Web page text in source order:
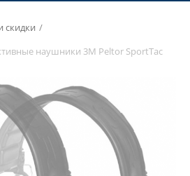
скидки /
наушники 3M Peltor SportTac